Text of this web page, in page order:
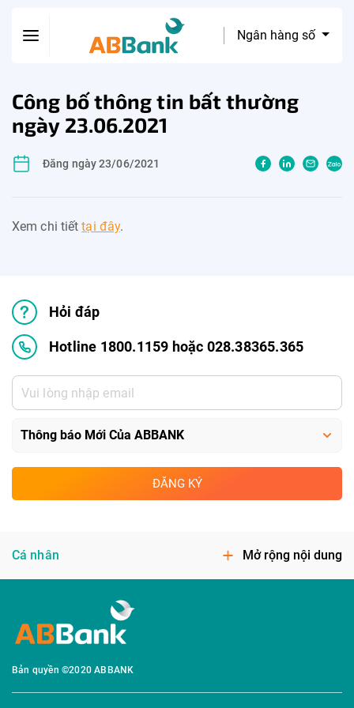
Ngân hàng số
Công bố thông tin bất thường
ngày 23.06.2021
Đăng ngày 23/06/2021
Xem chi tiếttại đây.
Hỏi đáp
Hotline 1800.1159 hoặc 028.38365.365
ĐĂNG KÝ
Cá nhân Mở rộng nội dung
Bản quyền ©2020 ABBANK